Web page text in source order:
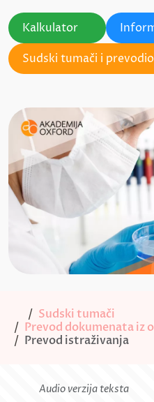
Kalkulator
Sudski tumači i
Sudski tumači
Prevod dokumenata iz
Prevod istraživanja
Audio verzija teksta